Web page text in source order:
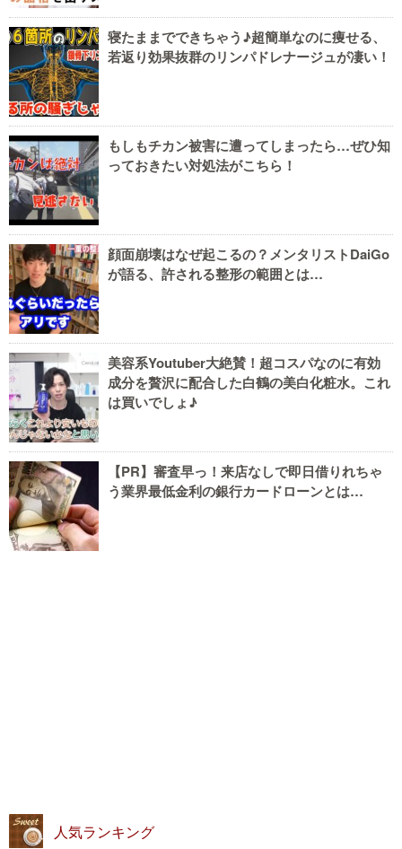
寝たままでできちゃう♪超簡単なのに痩せる、
若返り効果抜群のリンパドレナージュが凄い！
もしもチカン被害に遭ってしまったら…ぜひ知
っておきたい対処法がこちら！
顔面崩壊はなぜ起こるの？メンタリストDaiGo
が語る、許される整形の範囲とは…
美容系Youtuber大絶賛！超コスパなのに有効
成分を贅沢に配合した白鶴の美白化粧水。これ
は買いでしょ♪
【PR】審査早っ！来店なしで即日借りれちゃ
う業界最低金利の銀行カードローンとは…
人気ランキング